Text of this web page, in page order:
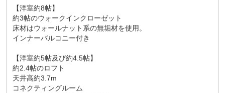
【洋室約8帖】
約3帖のウォークインクローゼット
床材はウォールナット系の無垢材を使用。
インナーバルコニー付き
【洋室約5帖及び約4.5帖】
約2.4帖のロフト
天井高約3.7m
コネクティングルーム